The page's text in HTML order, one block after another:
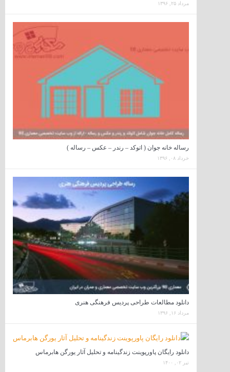
مرداد ۲۵, ۱۳۹۶
رساله خانه جوان ( اتوکد – رندر – عکس – رساله )
خرداد ۰۸, ۱۳۹۶
دانلود مطالعات طراحی پردیس فرهنگی هنری
مرداد ۱۶, ۱۳۹۶
دانلود رایگان پاورپوینت زندگینامه و تحلیل آثار یورگن هابرماس
تیر ۰۲, ۱۴۰۰